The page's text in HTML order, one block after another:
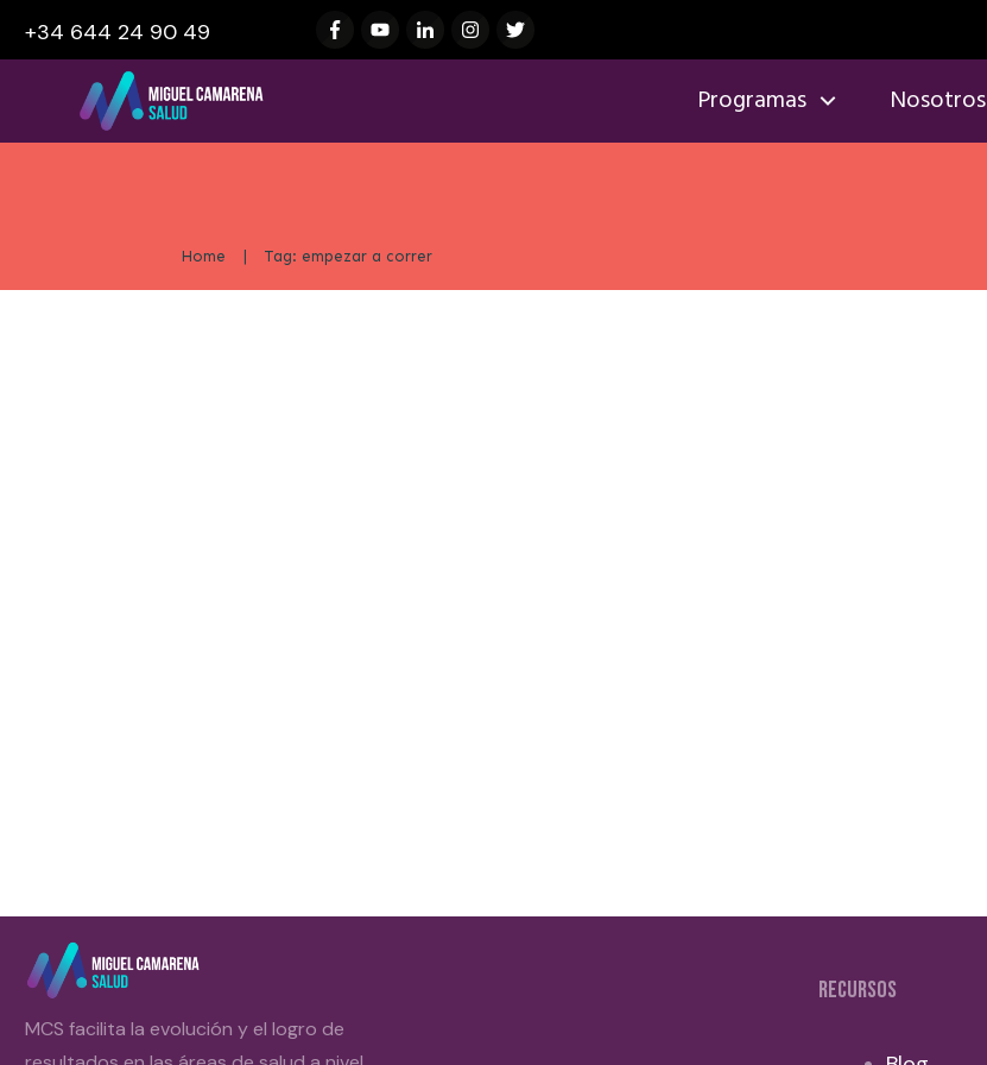
+34 644 24 90 49
Programas Nosotros
Home | Tag: empezar a correr
MCS facilita la evolución y el logro de
RECURSOS